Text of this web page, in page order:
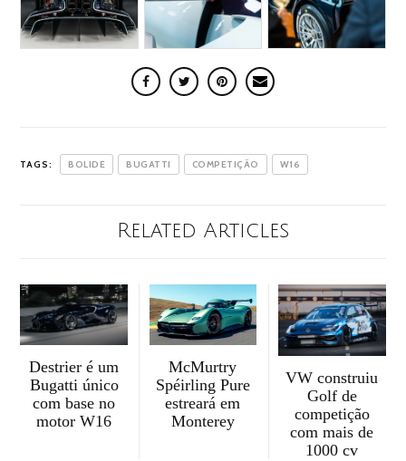
TAGS: BOLIDE BUGATTI COMPETIÇÃO W16
Related Articles
Destrier é um
Bugatti único
com base no
motor W16
McMurtry
Spéirling Pure
estreará em
Monterey
VW construiu
Golf de
competição
com mais de
1000 cv